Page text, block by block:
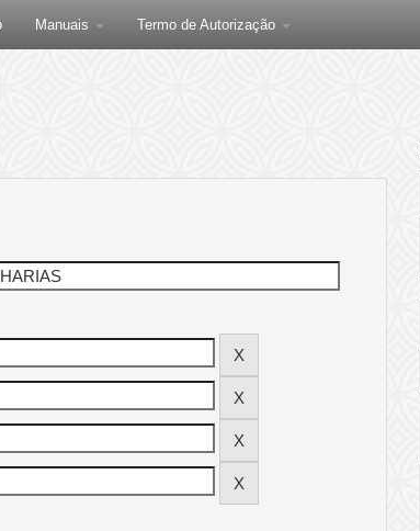
Manuais Termo de Autorização